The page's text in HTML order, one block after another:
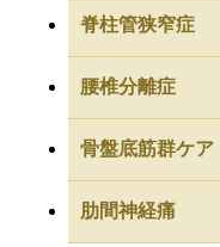
脊柱管狭窄症
腰椎分離症
骨盤底筋群ケア
肋間神経痛